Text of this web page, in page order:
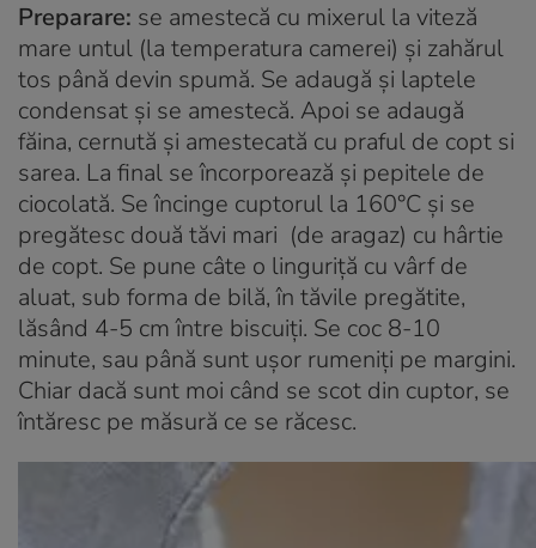
Preparare: se amestecă cu mixerul la viteză
mare untul (la temperatura camerei) și zahărul
tos până devin spumă. Se adaugă și laptele
condensat și se amestecă. Apoi se adaugă
făina, cernută și amestecată cu praful de copt si
sarea. La final se încorporează și pepitele de
ciocolată. Se încinge cuptorul la 160°C și se
pregătesc două tăvi mari (de aragaz) cu hârtie
de copt. Se pune câte o linguriță cu vârf de
aluat, sub forma de bilă, în tăvile pregătite,
lăsând 4-5 cm între biscuiți. Se coc 8-10
minute, sau până sunt ușor rumeniți pe margini.
Chiar dacă sunt moi când se scot din cuptor, se
întăresc pe măsură ce se răcesc.